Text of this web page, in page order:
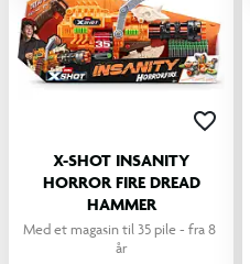
X-SHOT INSANITY
HORROR FIRE DREAD
HAMMER
Med et magasin til 35 pile - fra 8
år